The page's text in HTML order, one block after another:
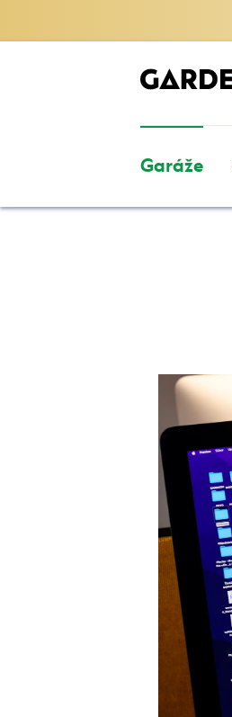
Garáže